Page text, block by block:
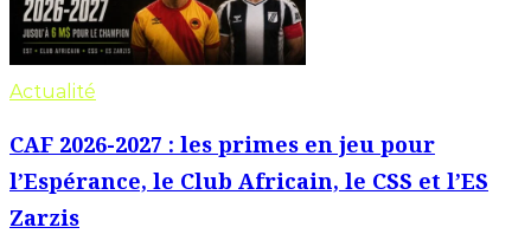
Actualité
CAF 2026-2027 : les primes en jeu pour
l’Espérance, le Club Africain, le CSS et l’ES
Zarzis